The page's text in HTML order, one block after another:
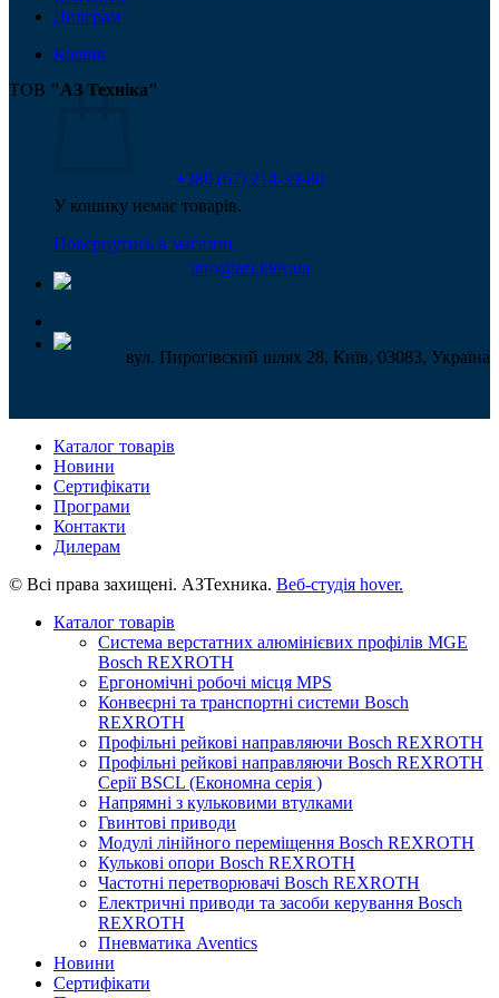
Дилерам
Кошик
У кошику немає товарів.
Повернутись в магазин
ТОВ "АЗ Техніка"
+380 (67) 214-39-80
info@azt.kiev.ua
вул. Пирогівский шлях 28, Київ, 03083, Україна
Каталог товарів
Новини
Сертифікати
Програми
Контакти
Дилерам
© Всі права захищені. АЗТехника. Веб-студія hover.
Каталог товарів
Система верстатних алюмінієвих профілів MGE
Bosch REXROTH
Ергономічні робочі місця MPS
Конвеєрні та транспортні системи Bosch
REXROTH
Профільні рейкові направляючи Bosch REXROTH
Профільні рейкові направляючи Bosch REXROTH
Серії BSCL (Економна серія )
Напрямні з кульковими втулками
Гвинтові приводи
Модулі лінійного переміщення Bosch REXROTH
Кулькові опори Bosch REXROTH
Частотні перетворювачі Bosch REXROTH
Електричні приводи та засоби керування Bosch
REXROTH
Пневматика Aventics
Новини
Сертифікати